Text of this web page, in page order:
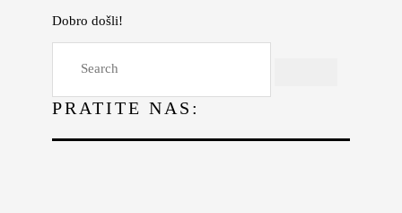
Dobro došli!
PRATITE NAS:
Lepota